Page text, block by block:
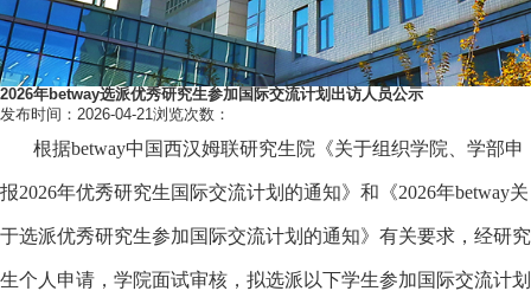
2026年betway选派优秀研究生参加国际交流计划出访人员公示
发布时间：2026-04-21 浏览次数：
根据betway中国西汉姆联研究生院《关于组织学院、学部申
报2026年优秀研究生国际交流计划的通知》 和《2026年betway关
于选派优秀研究生参加国际交流计划的通知》 有关要求， 经研究
生个人 申请，学院面试审核，拟选派以下学生参加国际交流计划